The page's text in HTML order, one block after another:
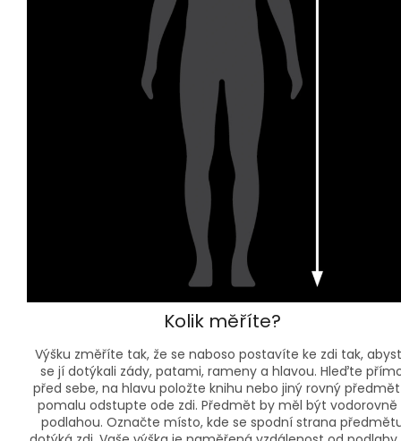
Kolik měříte?
Výšku změříte tak, že se naboso postavíte ke zdi tak,
se jí dotýkali zády, patami, rameny a hlavou. Hleďte
před sebe, na hlavu položte knihu nebo jiný rovný
pomalu odstupte ode zdi. Předmět by měl být vodorovně
podlahou. Označte místo, kde se spodní strana